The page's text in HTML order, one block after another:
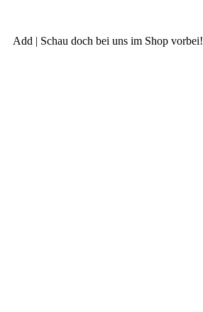
Add | Schau doch bei uns im Shop vorbei!